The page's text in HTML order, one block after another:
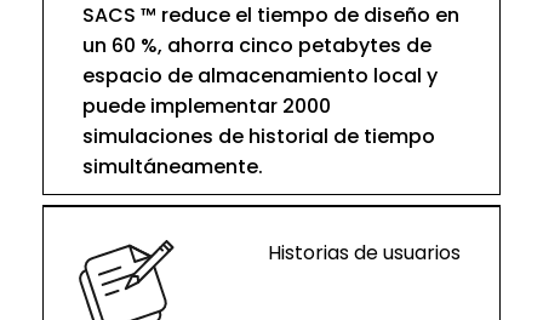
SACS ™ reduce el tiempo de diseño en
un 60 %, ahorra cinco petabytes de
espacio de almacenamiento local y
puede implementar 2000
simulaciones de historial de tiempo
simultáneamente.
Historias de usuarios